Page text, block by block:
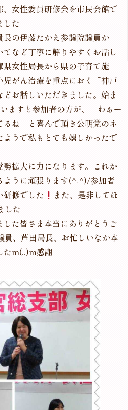
女性委員研修会を市民会館で
した
の伊藤たかえ参議院議員か
など丁寧に解りやすくお話し
女性局長から県の子育て施
がん治療を重点におく「神戸
お話しいただきました。始ま
ますと参加者の方が、「わぁー
ね」と喜んで頂き公明党のネ
ようで私もとても嬉しかったで
拡大に力になります。これか
ように頑張ります(^-^)/参加者
研修でした
また、是非してほ
した
た皆さま本当にありがとうご
員、芦田局長、お忙しいなか本
たm(..)m感謝